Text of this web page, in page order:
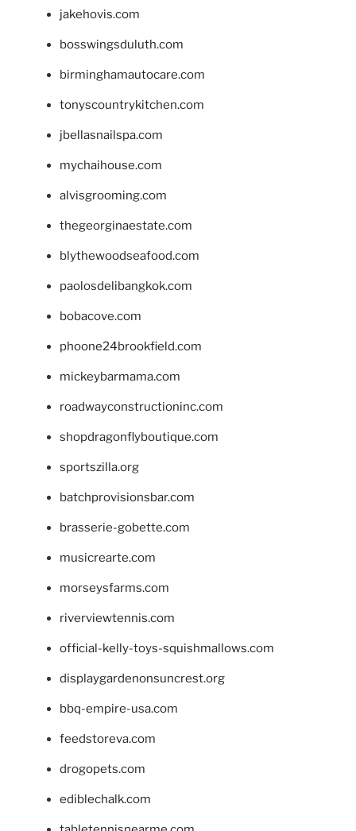
jakehovis.com
bosswingsduluth.com
birminghamautocare.com
tonyscountrykitchen.com
jbellasnailspa.com
mychaihouse.com
alvisgrooming.com
thegeorginaestate.com
blythewoodseafood.com
paolosdelibangkok.com
bobacove.com
phoone24brookfield.com
mickeybarmama.com
roadwayconstructioninc.com
shopdragonflyboutique.com
sportszilla.org
batchprovisionsbar.com
brasserie-gobette.com
musicrearte.com
morseysfarms.com
riverviewtennis.com
official-kelly-toys-squishmallows.com
displaygardenonsuncrest.org
bbq-empire-usa.com
feedstoreva.com
drogopets.com
ediblechalk.com